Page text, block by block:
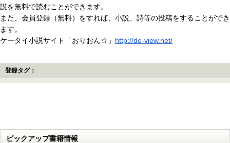
説を無料で読むことができます。
また、会員登録（無料）をすれば、小説、詩等の投稿をすることができ
ます。
ケータイ小説サイト「おりおん☆」 http://de-view.net/
登録タグ：
ピックアップ書籍情報